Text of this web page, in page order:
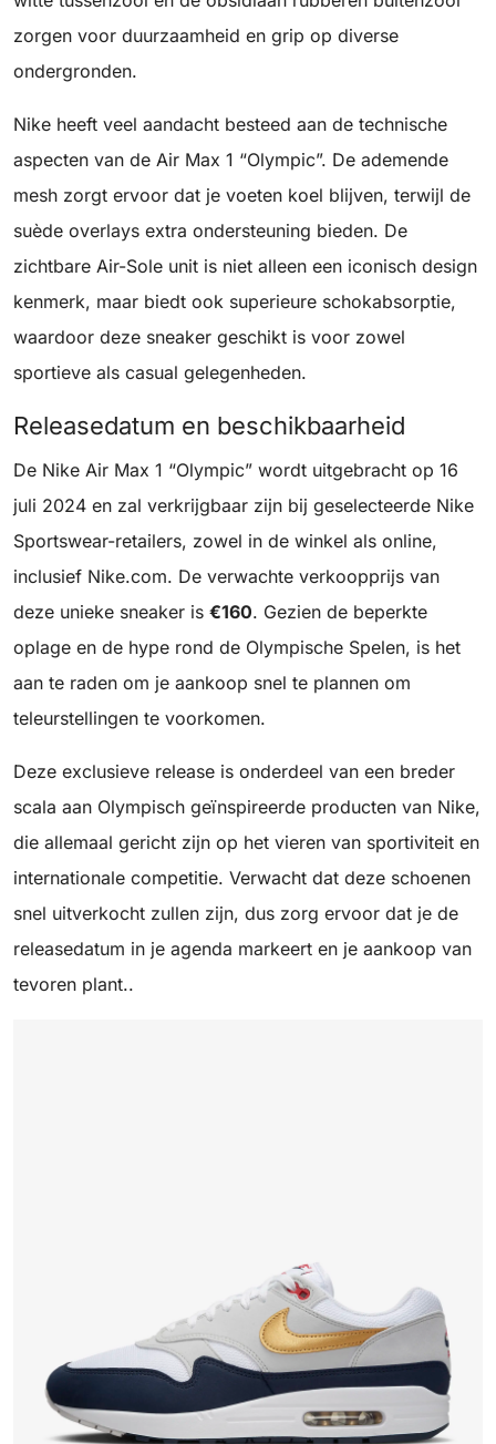
zorgen voor duurzaamheid en grip op diverse
ondergronden.
Nike heeft veel aandacht besteed aan de technische
aspecten van de Air Max 1 “Olympic”. De ademende
mesh zorgt ervoor dat je voeten koel blijven, terwijl de
suède overlays extra ondersteuning bieden. De
zichtbare Air-Sole unit is niet alleen een iconisch design
kenmerk, maar biedt ook superieure schokabsorptie,
waardoor deze sneaker geschikt is voor zowel
sportieve als casual gelegenheden.
Releasedatum en beschikbaarheid
De Nike Air Max 1 “Olympic” wordt uitgebracht op 16
juli 2024 en zal verkrijgbaar zijn bij geselecteerde Nike
Sportswear-retailers, zowel in de winkel als online,
inclusief Nike.com. De verwachte verkoopprijs van
deze unieke sneaker is €160. Gezien de beperkte
oplage en de hype rond de Olympische Spelen, is het
aan te raden om je aankoop snel te plannen om
teleurstellingen te voorkomen.
Deze exclusieve release is onderdeel van een breder
scala aan Olympisch geïnspireerde producten van Nike,
die allemaal gericht zijn op het vieren van sportiviteit en
internationale competitie. Verwacht dat deze schoenen
snel uitverkocht zullen zijn, dus zorg ervoor dat je de
releasedatum in je agenda markeert en je aankoop van
tevoren plant..